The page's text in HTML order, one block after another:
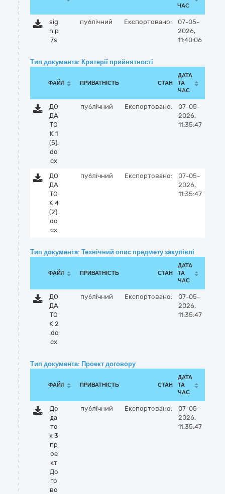
ЧАС
sig
n.p
7s
публічний Експортовано:
07-05-
2026,
11:40:06
Тип документа: Критерії прийнятності
ФАЙЛ ПРИВАТНІСТЬ СТАН
ДАТА
ТА
ЧАС
ДО
ДА
ТО
К 1
(5).
do
cx
публічний Експортовано:
07-05-
2026,
11:35:47
ДО
ДА
ТО
К 4
(2).
do
cx
публічний Експортовано:
07-05-
2026,
11:35:47
Тип документа: Технічний опис предмету закупівлі
ФАЙЛ ПРИВАТНІСТЬ СТАН
ДАТА
ТА
ЧАС
ДО
ДА
ТО
К 2
.do
cx
публічний Експортовано:
07-05-
2026,
11:35:47
Тип документа: Проект договору
ФАЙЛ ПРИВАТНІСТЬ СТАН
ДАТА
ТА
ЧАС
До
да
то
к 3
пр
ое
кт
До
го
во
публічний Експортовано:
07-05-
2026,
11:35:47